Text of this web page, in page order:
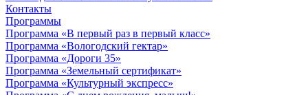
Контакты
Программы
Программа «В первый раз в первый класс»
Программа «Вологодский гектар»
Программа «Дороги 35»
Программа «Земельный сертификат»
Программа «Культурный экспресс»